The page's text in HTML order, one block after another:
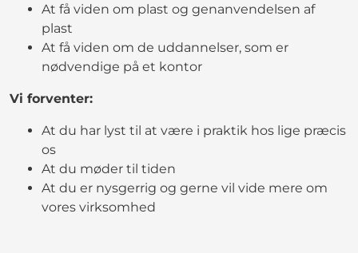
At få viden om plast og genanvendelsen af
plast
At få viden om de uddannelser, som er
nødvendige på et kontor
Vi forventer:
At du har lyst til at være i praktik hos lige præcis
os
At du møder til tiden
At du er nysgerrig og gerne vil vide mere om
vores virksomhed